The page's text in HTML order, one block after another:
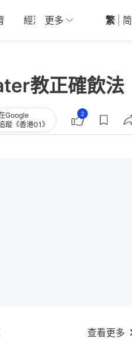
經濟 01深圳 觀點
更多 繁 简
教正確飲法
Google
蹤《香港01》
2
查看更多